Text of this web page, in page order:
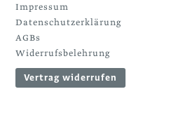
Impressum
Datenschutzerklärung
AGBs
Widerrufsbelehrung
Vertrag widerrufen